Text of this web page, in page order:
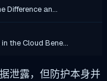
Difference an…
the Cloud Bene…
泄露，但防护本身并